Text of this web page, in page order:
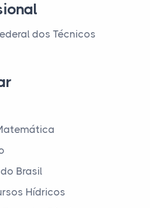
dos Técnicos
Brasil
Hídricos